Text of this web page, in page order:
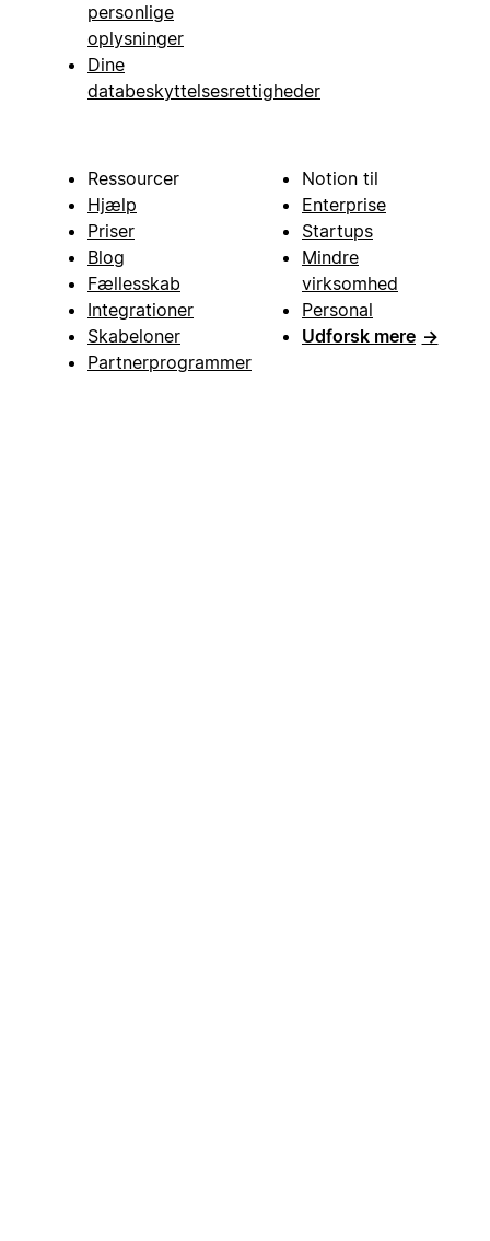
personlige
oplysninger
Dine
databeskyttelsesrettigheder
Ressourcer
Hjælp
Priser
Blog
Fællesskab
Integrationer
Skabeloner
Partnerprogrammer
Notion til
Enterprise
Startups
Mindre
virksomhed
Personal
Udforsk mere →